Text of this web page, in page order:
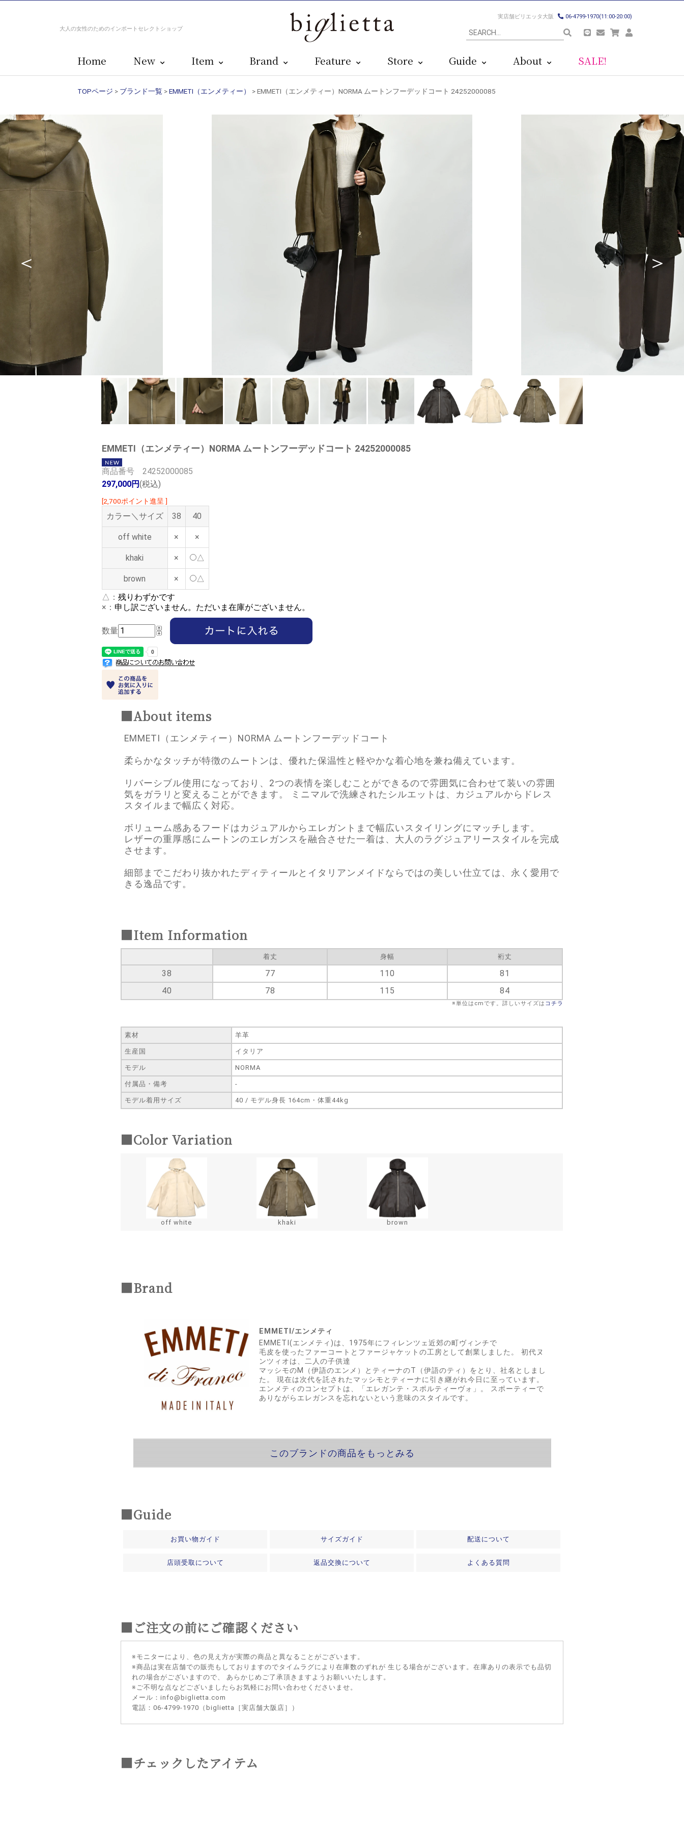
大人の女性のためのインポートセレクトショップ
実店舗ビリエッタ大阪 06-4799-1970(11:00-20:00)
Home New Item Brand Feature Store Guide About SALE!
TOPページ > ブランド一覧 >EMMETI（エンメティー） > EMMETI（エンメティー）NORMA ムートンフーデッドコート 24252000085
EMMETI（エンメティー）NORMA ムートンフーデッドコート 24252000085
商品番号 24252000085
297,000円(税込)
[2,700ポイント進呈 ]
カラー＼サイズ 38 40
off white × ×
khaki × △
brown ×
△
△： 残りわずかです
×： 申し訳ございません。ただいま在庫がございません。
数量
■About items
EMMETI（エンメティー）NORMA ムートンフーデッドコート
柔らかなタッチが特徴のムートンは、優れた保温性と軽やかな着心地を兼ね備えています。
リバーシブル使用になっており、2つの表情を楽しむことができるので雰囲気に合わせて装いの雰囲
気をガラリと変えることができます。 ミニマルで洗練されたシルエットは、カジュアルからドレス
スタイルまで幅広く対応。
ボリューム感あるフードはカジュアルからエレガントまで幅広いスタイリングにマッチします。
レザーの重厚感にムートンのエレガンスを融合させた一着は、大人のラグジュアリースタイルを完成
させます。
細部までこだわり抜かれたディティールとイタリアンメイドならではの美しい仕立ては、永く愛用で
きる逸品です。
■Item Information
着丈 身幅 裄丈
38 77 110
81
40
78 115 84
※単位はcmです。詳しいサイズは コチラ
素材 羊革
生産国 イタリア
モデル NORMA
付属品・備考 -
モデル着用サイズ 40 / モデル身長 164cm・体重44kg
■Color Variation
off white khaki brown
■Brand
EMMETI/エンメティ
EMMETI(エンメティ)は、1975年にフィレンツェ近郊の町ヴィンチで
毛皮を使ったファーコートとファージャケットの工房として創業しました。 初代ヌ
ンツィオは、二人の子供達
マッシモのM（伊語のエンメ）とティーナのT（伊語のティ）をとり、社名としまし
た。 現在は次代を託されたマッシモとティーナに引き継がれ今日に至っています。
エンメティのコンセプトは、「エレガンテ・スポルティーヴォ」。 スポーティーで
ありながらエレガンスを忘れないという意味のスタイルです。
このブランドの商品をもっとみる
■Guide
お買い物ガイド サイズガイド 配送について
店頭受取について 返品交換について よくある質問
■ご注文の前にご確認ください
※モニターにより、色の見え方が実際の商品と異なることがございます。
※商品は実在店舗での販売もしておりますのでタイムラグにより在庫数のずれが 生じる場合がございます。在庫ありの表示でも品切
れの場合がございますので、 あらかじめご了承頂きますようお願いいたします。
※ご不明な点などございましたらお気軽にお問い合わせくださいませ。
メール：info@biglietta.com
電話：06-4799-1970（biglietta［実店舗大阪店］）
■チェックしたアイテム